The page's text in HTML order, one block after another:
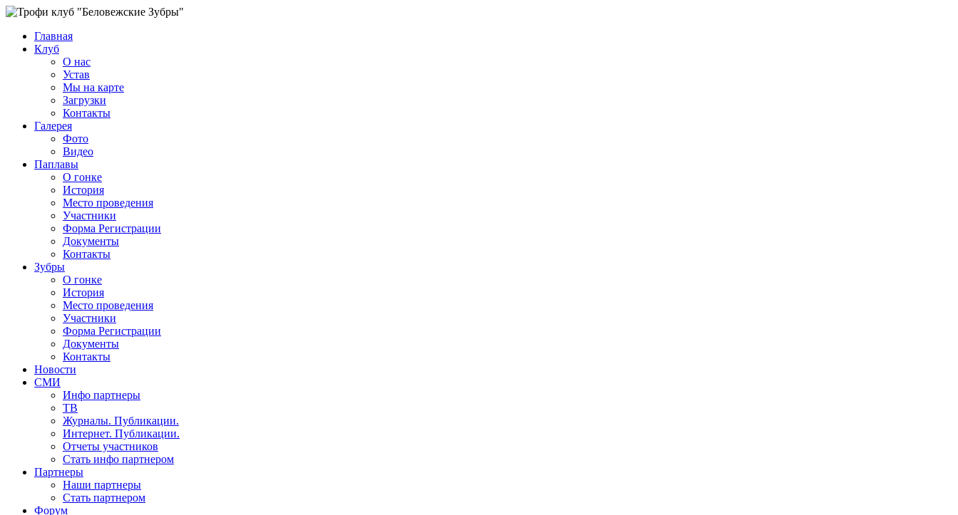
Главная
Клуб
О нас
Устав
Мы на карте
Загрузки
Контакты
Галерея
Фото
Видео
Паплавы
О гонке
История
Место проведения
Участники
Форма Регистрации
Документы
Контакты
Зубры
О гонке
История
Место проведения
Участники
Форма Регистрации
Документы
Контакты
Новости
СМИ
Инфо партнеры
ТВ
Журналы. Публикации.
Интернет. Публикации.
Отчеты участников
Стать инфо партнером
Партнеры
Наши партнеры
Стать партнером
Форум